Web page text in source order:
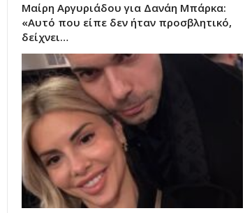
Μαίρη Αργυριάδου για Δανάη Μπάρκα:
«Αυτό που είπε δεν ήταν προσβλητικό,
δείχνει…